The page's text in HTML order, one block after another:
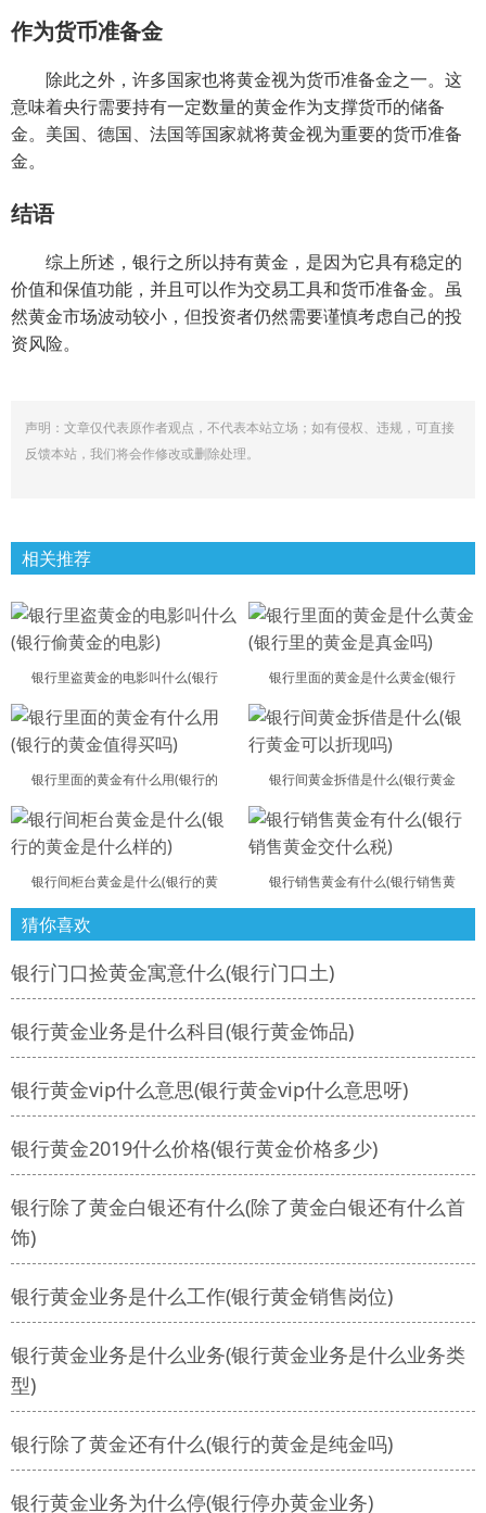
作为货币准备金
除此之外，许多国家也将黄金视为货币准备金之一。这
意味着央行需要持有一定数量的黄金作为支撑货币的储备
金。美国、德国、法国等国家就将黄金视为重要的货币准备
金。
结语
综上所述，银行之所以持有黄金，是因为它具有稳定的
价值和保值功能，并且可以作为交易工具和货币准备金。虽
然黄金市场波动较小，但投资者仍然需要谨慎考虑自己的投
资风险。
声明：文章仅代表原作者观点，不代表本站立场；如有侵权、违规，可直接
反馈本站，我们将会作修改或删除处理。
相关推荐
银行里盗黄金的电影叫什么(银行 银行里面的黄金是什么黄金(银行
银行里面的黄金有什么用(银行的 银行间黄金拆借是什么(银行黄金
银行间柜台黄金是什么(银行的黄 银行销售黄金有什么(银行销售黄
猜你喜欢
银行门口捡黄金寓意什么(银行门口土)
银行黄金业务是什么科目(银行黄金饰品)
银行黄金vip什么意思(银行黄金vip什么意思呀)
银行黄金2019什么价格(银行黄金价格多少)
银行除了黄金白银还有什么(除了黄金白银还有什么首
饰)
银行黄金业务是什么工作(银行黄金销售岗位)
银行黄金业务是什么业务(银行黄金业务是什么业务类
型)
银行除了黄金还有什么(银行的黄金是纯金吗)
银行黄金业务为什么停(银行停办黄金业务)